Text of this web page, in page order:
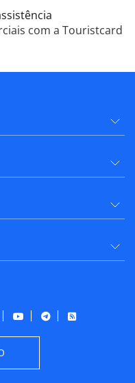
com a Touristcard